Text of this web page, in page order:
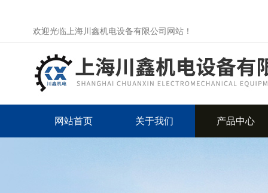
欢迎光临上海川鑫机电设备有限公司网站！
网站首页 关于我们 产品中心